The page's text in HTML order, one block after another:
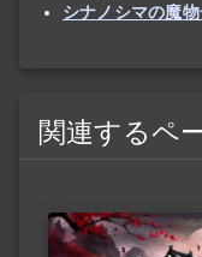
シナノシマの魔
関連するペ